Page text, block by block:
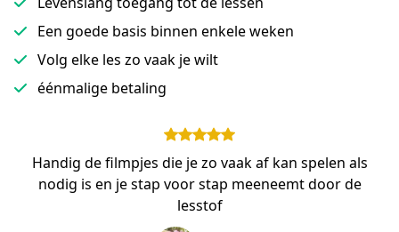
Een goede basis binnen enkele weken
Volg elke les zo vaak je wilt
éénmalige betaling
Handig de filmpjes die je zo vaak af kan spelen als
nodig is en je stap voor stap meeneemt door de
lesstof